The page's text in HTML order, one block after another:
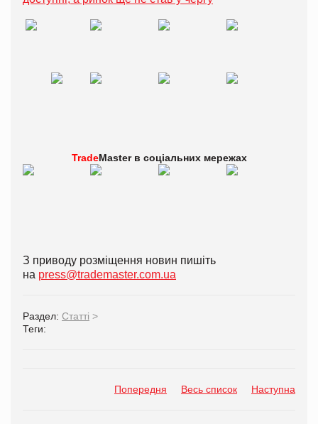
TradeMaster в соціальних мережах
З приводу розміщення новин пишіть
на press@trademaster.com.ua
Раздел: Статті >
Теги:
Попередня Весь список Наступна